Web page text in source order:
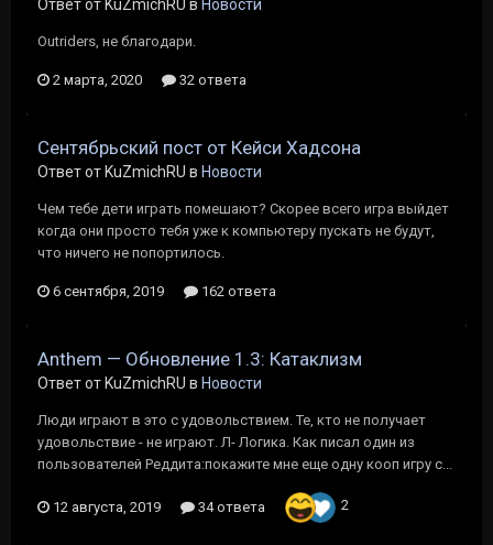
Ответ от KuZmichRU в Новости
Outriders, не благодари.
2 марта, 2020 32 ответа
Сентябрьский пост от Кейси Хадсона
Ответ от KuZmichRU в Новости
Чем тебе дети играть помешают? Скорее всего игра выйдет
когда они просто тебя уже к компьютеру пускать не будут,
что ничего не попортилось.
6 сентября, 2019 162 ответа
Anthem — Обновление 1.3: Катаклизм
Ответ от KuZmichRU в Новости
Люди играют в это с удовольствием. Те, кто не получает
удовольствие - не играют. Л- Логика. Как писал один из
пользователей Реддита:покажите мне еще одну кооп игру с...
12 августа, 2019 34 ответа 2